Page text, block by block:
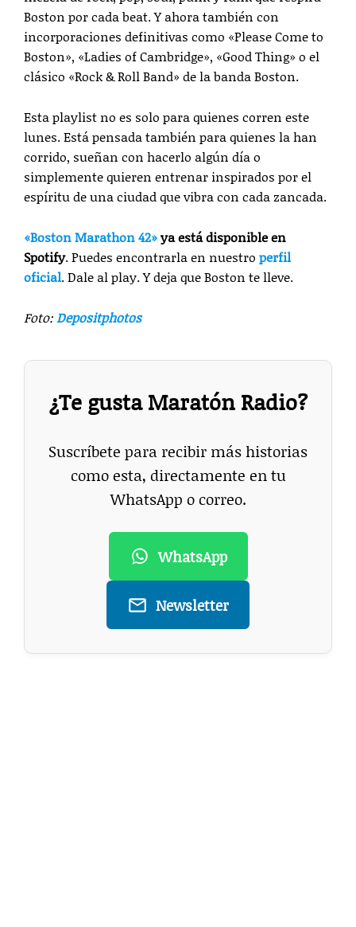
Boston por cada beat. Y ahora también con
incorporaciones definitivas como «Please Come to
Boston», «Ladies of Cambridge», «Good Thing» o el
clásico «Rock & Roll Band» de la banda Boston.
Esta playlist no es solo para quienes corren este
lunes. Está pensada también para quienes la han
corrido, sueñan con hacerlo algún día o
simplemente quieren entrenar inspirados por el
espíritu de una ciudad que vibra con cada zancada.
«Boston Marathon 42»ya está disponible en
Spotify. Puedes encontrarla en nuestroperfil
oficial. Dale al play. Y deja que Boston te lleve.
Foto:Depositphotos
¿Te gusta Maratón Radio?
Suscríbete para recibir más historias
como esta, directamente en tu
WhatsApp o correo.
WhatsApp
Newsletter